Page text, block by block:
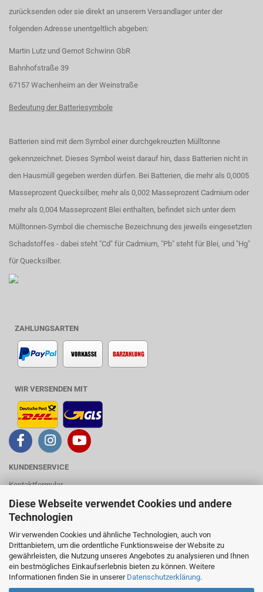
Diese Webseite verwendet Cookies und andere
Technologien
Wir verwenden Cookies und ähnliche Technologien, auch von
Drittanbietern, um die ordentliche Funktionsweise der Website zu
gewährleisten, die Nutzung unseres Angebotes zu analysieren und Ihnen
ein bestmögliches Einkaufserlebnis bieten zu können. Weitere
Informationen finden Sie in unserer Datenschutzerklärung.
zurücksenden oder sie direkt an unserem Versandlager unter der
folgenden Adresse unentgeltlich abgeben:
Martin Lutz und Gernot Schwinn GbR
Bahnhofstraße 39
67157 Wachenheim an der Weinstraße
Bedeutung der Batteriesymbole
Batterien sind mit dem Symbol einer durchgekreuzten Mülltonne
gekennzeichnet. Dieses Symbol weist darauf hin, dass Batterien nicht in
den Hausmüll gegeben werden dürfen. Bei Batterien, die mehr als 0,0005
Masseprozent Quecksilber, mehr als 0,002 Masseprozent Cadmium oder
mehr als 0,004 Masseprozent Blei enthalten, befindet sich unter dem
Mülltonnen-Symbol die chemische Bezeichnung des jeweils eingesetzten
Schadstoffes - dabei steht "Cd" für Cadmium, "Pb" steht für Blei, und "Hg"
für Quecksilber.
ZAHLUNGSARTEN
WIR VERSENDEN MIT
KUNDENSERVICE
Kontaktformular
Mobil: 0157 53329577
(Mo - Fr 18.00 - 20.00 Uhr)
- kein Ladengeschäft -
- Werkstatttermine nur nach Vereinbarung -